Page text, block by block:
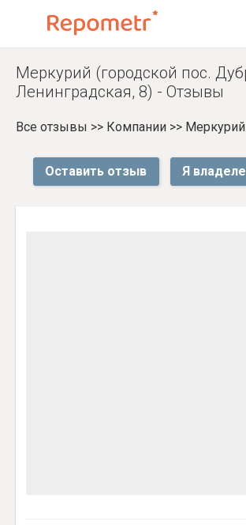
Меркурий (городской пос.
Ленинградская, 8) - Отзывы
Все отзывы >> Компании >>
Оставить отзыв Я